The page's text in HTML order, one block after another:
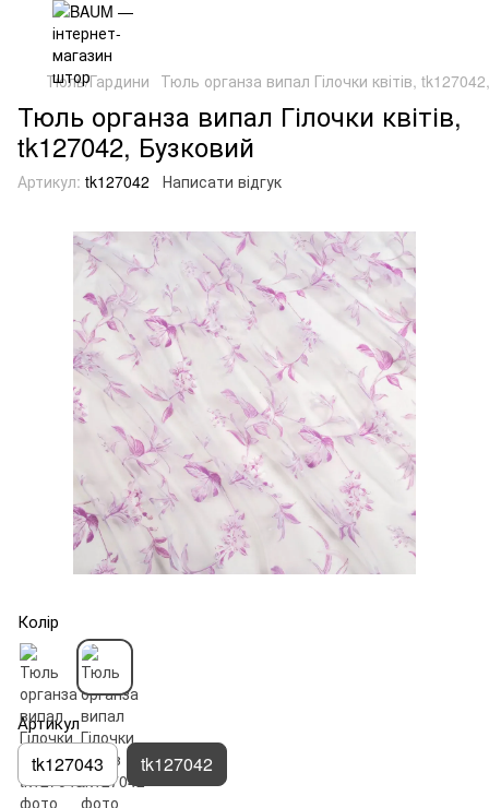
Тюль/Гардини Тюль органза випал Гілочки квітів,
Тюль органза випал Гілочки квітів,
tk127042, Бузковий
Артикул: tk127042 Написати відгук
Колір
Артикул
tk127043 tk127042